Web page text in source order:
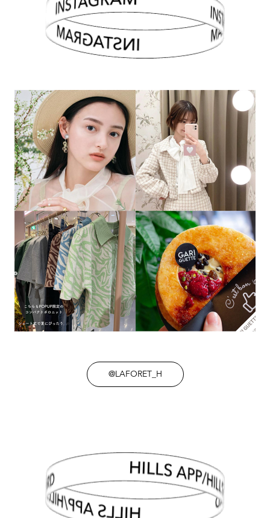
INSTAGRAM
@LAFORET_H
HILLS APP/HILLS CARD